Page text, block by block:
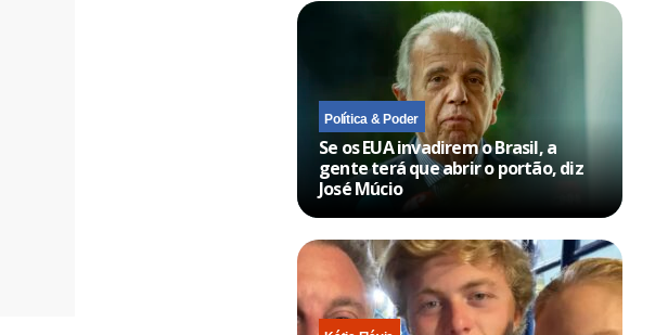
Política & Poder
Se os EUA invadirem o Brasil, a
gente terá que abrir o portão, diz
José Múcio